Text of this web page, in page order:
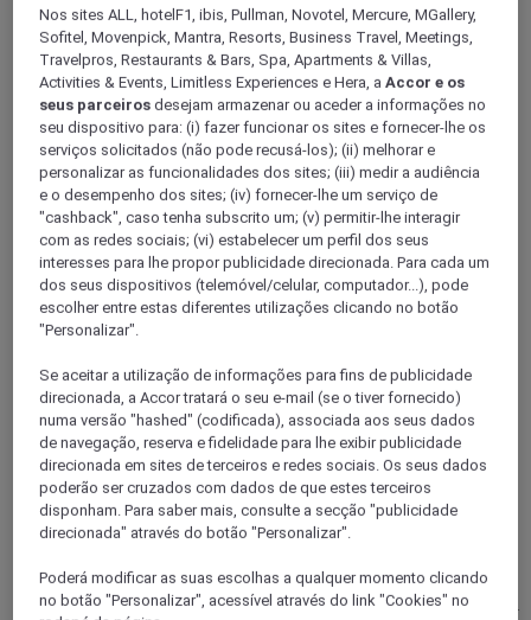
World
Europe
France
Ile-de-France
VAL-D'OISE
Survilliers
ROISSY CHARLES DE GAULLE, França
Mercure Paris CDG Airport
Transforme a sua escala num momento de bem-estar. O hotel
Mercure Paris CDG Airport, de 4 estrelas, promete uma
negócios. Estacione em segurança no nosso estacionamento
do hotel CDG Airport. Sonhe nos nossos quartos de alto nível
Nos sites ALL, hotelF1, ibis, Pullman, Novotel, Mercure, MGallery,
Sofitel, Movenpick, Mantra, Resorts, Business Travel, Meetings,
Travelpros, Restaurants & Bars, Spa, Apartments & Villas,
Activities & Events, Limitless Experiences e Hera, aAccor e os
seus parceiros desejam armazenar ou aceder a informações no
seu dispositivo para: (i) fazer funcionar os sites e fornecer-lhe os
serviços solicitados (não pode recusá-los); (ii) melhorar e
personalizar as funcionalidades dos sites; (iii) medir a audiência
e o desempenho dos sites; (iv) fornecer-lhe um serviço de
"cashback", caso tenha subscrito um; (v) permitir-lhe interagir
com as redes sociais; (vi) estabelecer um perfil dos seus
interesses para lhe propor publicidade direcionada. Para cada um
dos seus dispositivos (telemóvel/celular, computador...), pode
escolher entre estas diferentes utilizações clicando no botão
"Personalizar".
Se aceitar a utilização de informações para fins de publicidade
direcionada, a Accor tratará o seu e-mail (se o tiver fornecido)
numa versão "hashed" (codificada), associada aos seus dados
de navegação, reserva e fidelidade para lhe exibir publicidade
direcionada em sites de terceiros e redes sociais. Os seus dados
poderão ser cruzados com dados de que estes terceiros
disponham. Para saber mais, consulte a secção "publicidade
direcionada" através do botão "Personalizar".
Poderá modificar as suas escolhas a qualquer momento clicando
no botão "Personalizar", acessível através do link "Cookies" no